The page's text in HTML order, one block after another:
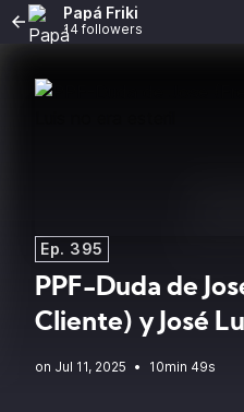
Papá Friki
14 followers
Ep. 395
PPF-Duda de
Cliente) y José
• 10min 49s